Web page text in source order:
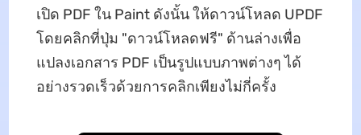
เปิด PDF ใน Paint ดังนั้น ให้ดาวน์โหลด UPDF
โดยคลิกที่ปุ่ม "ดาวน์โหลดฟรี" ด้านล่างเพื่อ
แปลงเอกสาร PDF เป็นรูปแบบภาพต่างๆ ได้
อย่างรวดเร็วด้วยการคลิกเพียงไม่กี่ครั้ง